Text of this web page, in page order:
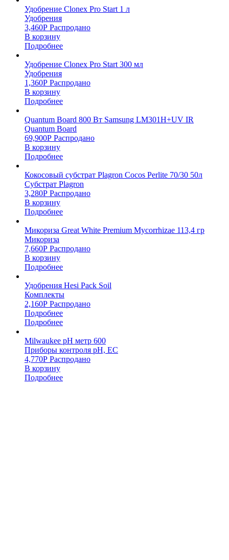
Удобрение Clonex Pro Start 1 л
Удобрения
3,460Р Распродано
В корзину
Подробнее
Удобрение Clonex Pro Start 300 мл
Удобрения
1,360Р Распродано
В корзину
Подробнее
Quantum Board 800 Вт Samsung LM301H+UV IR
Quantum Board
69,900Р Распродано
В корзину
Подробнее
Кокосовый субстрат Plagron Cocos Perlite 70/30 50л
Субстрат Plagron
3,280Р Распродано
В корзину
Подробнее
Микориза Great White Premium Mycorrhizae 113,4 гр
Микориза
7,660Р Распродано
В корзину
Подробнее
Удобрения Hesi Pack Soil
Комплекты
2,160Р Распродано
Подробнее
Подробнее
Milwaukee pH метр 600
Приборы контроля pH, EC
4,770Р Распродано
В корзину
Подробнее